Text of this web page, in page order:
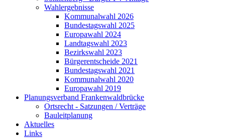
Wahlergebnisse
Kommunalwahl 2026
Bundestagswahl 2025
Europawahl 2024
Landtagswahl 2023
Bezirkswahl 2023
Bürgerentscheide 2021
Bundestagswahl 2021
Kommunalwahl 2020
Europawahl 2019
Planungsverband Frankenwaldbrücke
Ortsrecht - Satzungen / Verträge
Bauleitplanung
Aktuelles
Links